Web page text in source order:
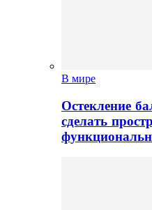
В мире
Остекление
сделать